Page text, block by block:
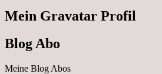
Mein Gravatar Profil
Blog Abo
Meine Blog Abos